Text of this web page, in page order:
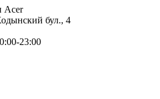
Acer
бул., 4
23:00